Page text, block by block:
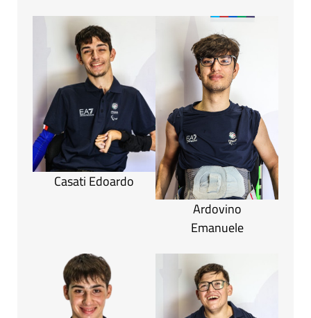
Casati Edoardo
Ardovino
Emanuele